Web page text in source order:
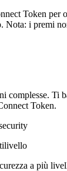
Token per
Nota: i premi
complesse. Ti
Token.
a più